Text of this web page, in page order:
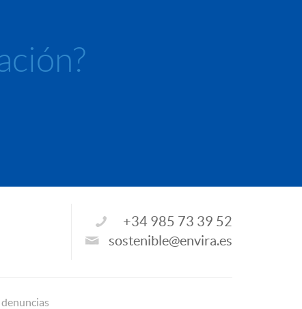
+34 985 73 39 52
sostenible@envira.es